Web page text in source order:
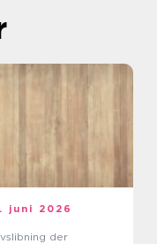
juni 2026
der